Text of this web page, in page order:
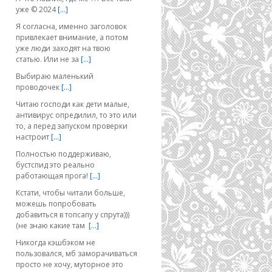
уже © 2024[…]
Я согласна, именно заголовок
привлекает внимание, а потом
уже люди заходят на твою
статью. Или не за […]
Выбираю маленький
проводочек[…]
Читаю господи как дети малые,
антивирус опредилил, то это или
то, а перед запуском проверки
настроит[…]
Полностью поддерживаю,
бустспид это реально
работающая прога! […]
Кстати, чтобы читали больше,
можешь попробовать
добавиться в топсапу у спрута)))
(не знаю какие там […]
Никогда кэшбэком не
пользовался, мб заморачиваться
просто не хочу, муторное это